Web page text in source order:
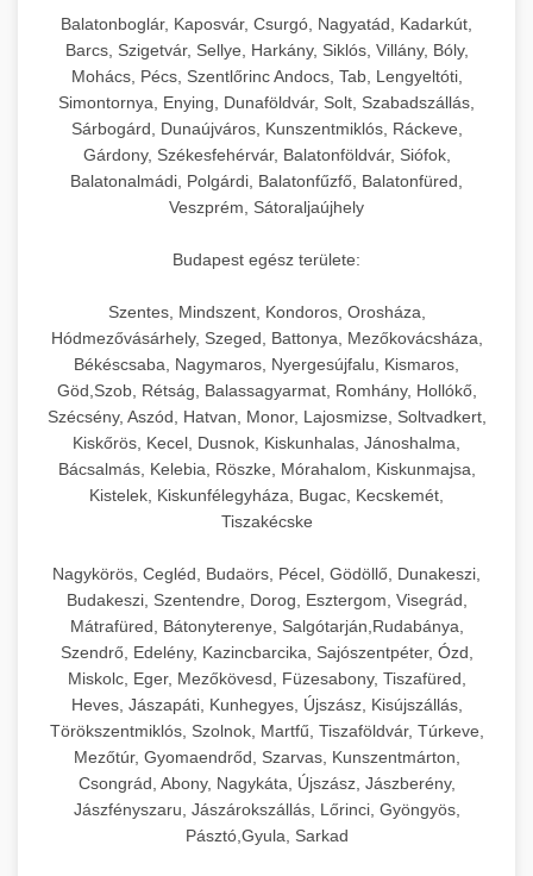
chef-iparikonyhagepek.hu
kereskedelmi sütősütő
Professzionális hűtőegységek és hűtőkamrák
kereskedelmi konyhák számára.
Energiahatékony hűtési megoldások nagy
kapacitással.
chef-iparikonyhagepek.hu
kereskedelmi hűtőegység
💧 26. Ipari Mosogatógép +
Kereskedelmi mosogatóberendezések nagy
forgalmú éttermi műveletekhez. Gyors tisztítási
ciklusok fertőtlenítési képességekkel.
kereskedelmi mosogatógép
🧀 27. Ipari Sajtreszelő Gép +
Ipari sajtreszelők és aprítógépek kereskedelmi
méretek különböző alkalmazásokhoz.
chef-iparikonyhagepek.hu
kereskedelmi sajtreszelő
🍳 28. Nagykonyhai
Teljes körű nagykonyhai berendezések és
professzionális vendéglátóipari kellékek.
Minden, ami szükséges éttermi és catering
műveletekhez.
chef-iparikonyhagepek.hu
kereskedelmi konyhai megoldások
Balatonboglár, Kaposvár, Csurgó, Nagyatád, Kadarkút,
Barcs, Szigetvár, Sellye, Harkány, Siklós, Villány, Bóly,
Mohács, Pécs, Szentlőrinc Andocs, Tab, Lengyeltóti,
Simontornya, Enying, Dunaföldvár, Solt, Szabadszállás,
Sárbogárd, Dunaújváros, Kunszentmiklós, Ráckeve,
Gárdony, Székesfehérvár, Balatonföldvár, Siófok,
Balatonalmádi, Polgárdi, Balatonfűzfő, Balatonfüred,
Veszprém, Sátoraljaújhely
Budapest egész területe:
Szentes, Mindszent, Kondoros, Orosháza,
Hódmezővásárhely, Szeged, Battonya, Mezőkovácsháza,
Békéscsaba, Nagymaros, Nyergesújfalu, Kismaros,
Göd,Szob, Rétság, Balassagyarmat, Romhány, Hollókő,
Szécsény, Aszód, Hatvan, Monor, Lajosmizse, Soltvadkert,
Kiskőrös, Kecel, Dusnok, Kiskunhalas, Jánoshalma,
Bácsalmás, Kelebia, Röszke, Mórahalom, Kiskunmajsa,
Kistelek, Kiskunfélegyháza, Bugac, Kecskemét,
Tiszakécske
Nagykörös, Cegléd, Budaörs, Pécel, Gödöllő, Dunakeszi,
Budakeszi, Szentendre, Dorog, Esztergom, Visegrád,
Mátrafüred, Bátonyterenye, Salgótarján,Rudabánya,
Szendrő, Edelény, Kazincbarcika, Sajószentpéter, Ózd,
Miskolc, Eger, Mezőkövesd, Füzesabony, Tiszafüred,
Heves, Jászapáti, Kunhegyes, Újszász, Kisújszállás,
Törökszentmiklós, Szolnok, Martfű, Tiszaföldvár, Túrkeve,
Mezőtúr, Gyomaendrőd, Szarvas, Kunszentmárton,
Csongrád, Abony, Nagykáta, Újszász, Jászberény,
Jászfényszaru, Jászárokszállás, Lőrinci, Gyöngyös,
Pásztó,Gyula, Sarkad